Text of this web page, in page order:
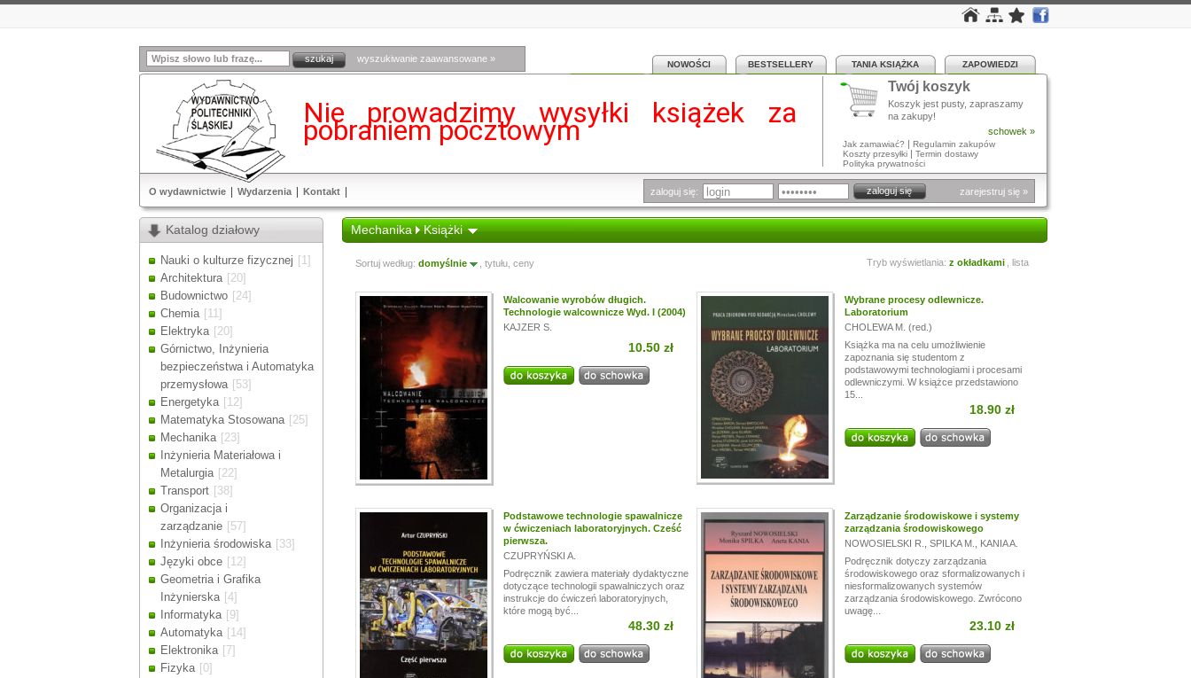
wyszukiwanie zaawansowane »
NOWOŚCI BESTSELLERY TANIA KSIĄŻKA ZAPOWIEDZI
Nie prowadzimy wysyłki książek za
pobraniem pocztowym
Drodzy Klienci!
Ze względu na przerwę wakacyjną, w dniach od
24.07,
zamówienia mogą być realizowane z opóźnieniem.
Dziękujemy za wyrozumiałość.
Twój koszyk
Koszyk jest pusty, zapraszamy
na zakupy!
schowek »
Jak zamawiać? | Regulamin zakupów
Koszty przesyłki | Termin dostawy
Polityka prywatności
O wydawnictwie Wydarzenia Kontakt zaloguj się: zarejestruj się »
Katalog działowy
Nauki o kulturze fizycznej [1]
Architektura [20]
Budownictwo [24]
Chemia [11]
Elektryka [20]
Górnictwo, Inżynieria
bezpieczeństwa i Automatyka
przemysłowa [53]
Energetyka [12]
Matematyka Stosowana [25]
Mechanika [23]
Inżynieria Materiałowa i
Metalurgia [22]
Transport [38]
Organizacja i
zarządzanie [57]
Inżynieria środowiska [33]
Języki obce [12]
Geometria i Grafika
Inżynierska [4]
Informatyka [9]
Automatyka [14]
Elektronika [7]
Fizyka [0]
Mechanika Książki
Sortuj według: domyślnie tytułu, ceny Tryb wyświetlania: z okładkami lista
Walcowanie wyrobów długich.
Technologie walcownicze Wyd. I (2004)
KAJZER S.
10.50 zł
Wybrane procesy odlewnicze.
Laboratorium
CHOLEWA M. (red.)
Książka ma na celu umożliwienie
zapoznania się studentom z
podstawowymi technologiami i procesami
odlewniczymi. W książce przedstawiono
15...
18.90 zł
Podstawowe technologie spawalnicze
w ćwiczeniach laboratoryjnych. Cześć
pierwsza.
CZUPRYŃSKI A.
Podręcznik zawiera materiały dydaktyczne
dotyczące technologii spawalniczych oraz
instrukcje do ćwiczeń laboratoryjnych,
które mogą być...
48.30 zł
Zarządzanie środowiskowe i systemy
zarządzania środowiskowego
NOWOSIELSKI R.
SPILKA M.
KANIA A.
Podręcznik dotyczy zarządzania
środowiskowego oraz sformalizowanych i
niesformalizowanych systemów
zarządzania środowiskowego. Zwrócono
uwagę...
23.10 zł